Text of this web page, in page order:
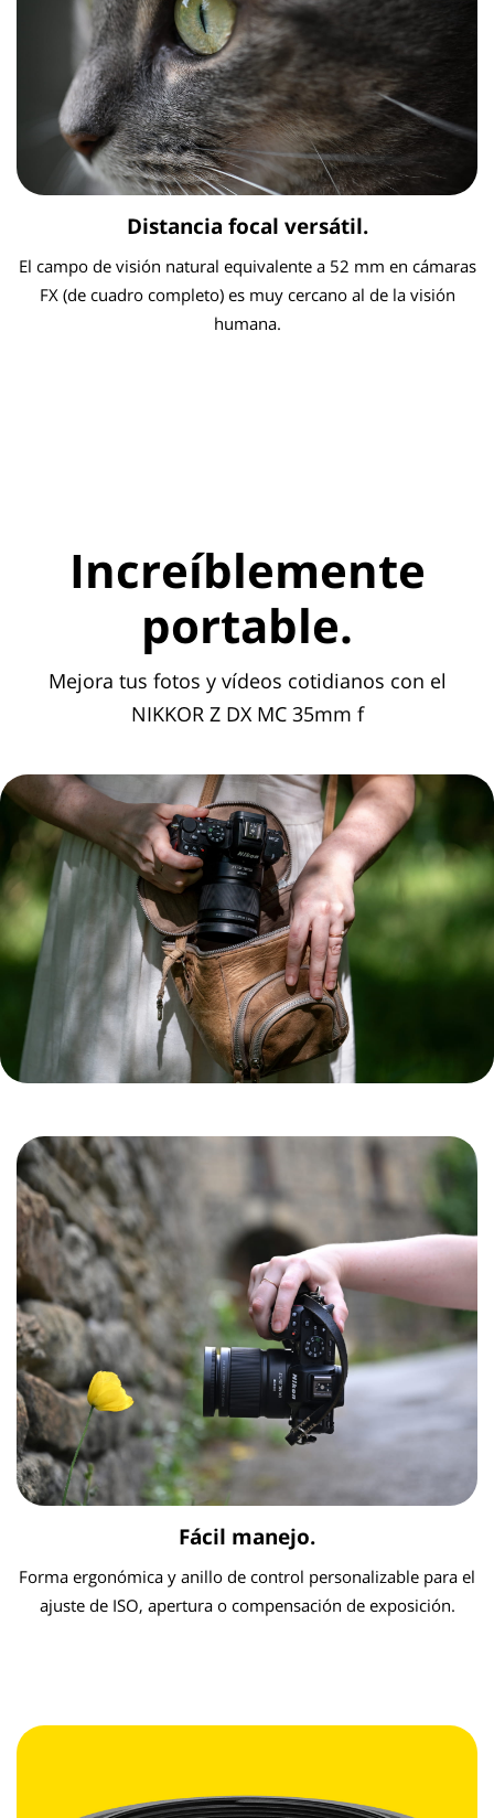
Distancia focal versátil.
El campo de visión natural equivalente a 52 mm en cámaras
FX (de cuadro completo) es muy cercano al de la visión
humana.
Increíblemente
portable.
Mejora tus fotos y vídeos cotidianos con el
NIKKOR Z DX MC 35mm f
Fácil manejo.
Forma ergonómica y anillo de control personalizable para el
ajuste de ISO, apertura o compensación de exposición.